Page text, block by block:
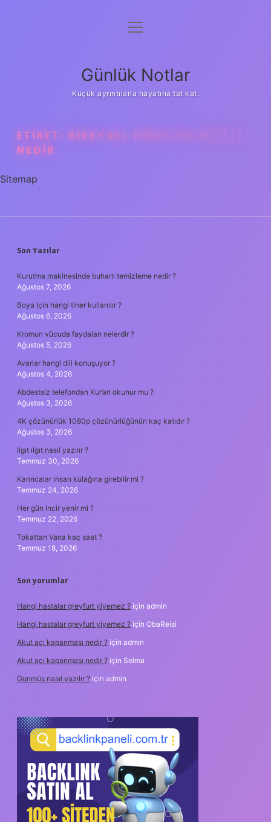
Anasayfa
Yasal Uyarı
menüyü
Günlük Notlar
Küçük ayrıntılarla hayatına tat kat.
ETIKET: BIREYSEL ÖĞRETIM MODELI
NEDIR
Sitemap
SIDEBAR
Son Yazılar
Kurutma makinesinde buharlı temizleme nedir ?
Ağustos 7, 2026
Boya için hangi tiner kullanılır ?
Ağustos 6, 2026
Kromun vücuda faydaları nelerdir ?
Ağustos 5, 2026
Avarlar hangi dili konuşuyor ?
Ağustos 4, 2026
Abdestsiz telefondan Kur’an okunur mu ?
Ağustos 3, 2026
4K çözünürlük 1080p çözünürlüğünün kaç katıdır ?
Ağustos 3, 2026
Ilgıt ılgıt nasıl yazılır ?
Temmuz 30, 2026
Karıncalar insan kulağına girebilir mi ?
Temmuz 24, 2026
Her gün incir yenir mi ?
Temmuz 22, 2026
Tokattan Vana kaç saat ?
Temmuz 18, 2026
Son yorumlar
Hangi hastalar greyfurt yiyemez ? için admin
Hangi hastalar greyfurt yiyemez ? için ObaReisi
Akut açı kapanması nedir ? için admin
Akut açı kapanması nedir ? için Selma
Günmüş nasıl yazılır ? için admin